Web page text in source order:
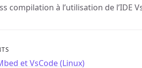
compilation à l’utilisation de l’IDE
et VsCode (Linux)